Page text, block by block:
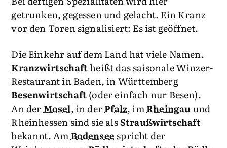
getrunken, gegessen und gelacht. Ein Kranz
vor den Toren signalisiert: Es ist geöffnet.
Die Einkehr auf dem Land hat viele Namen.
Kranzwirtschaftheißt das saisonale Winzer-
Restaurant in Baden, in Württemberg
Besenwirtschaft(oder einfach nur Besen).
An derMosel, in derPfalz, imRheingauund
Rheinhessen sind sie alsStraußwirtschaft
bekannt. Am Bodensee spricht der